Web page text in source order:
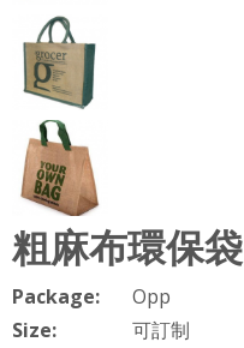
粗麻布環保袋
Package:
Opp
Size:
可訂制